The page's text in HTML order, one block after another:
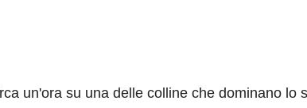
un'ora su una delle colline che dominano lo